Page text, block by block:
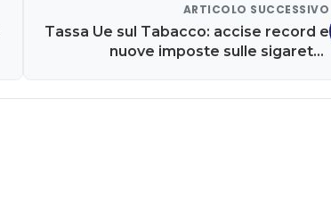
ARTICOLO SUCCESSIVO
Tassa Ue sul Tabacco: accise record e
nuove imposte sulle sigarette